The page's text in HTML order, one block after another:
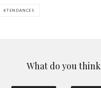
TENDANCES
What do you think